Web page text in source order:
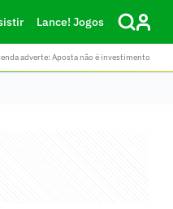
Lance! Jogos
adverte: Aposta não é investimento